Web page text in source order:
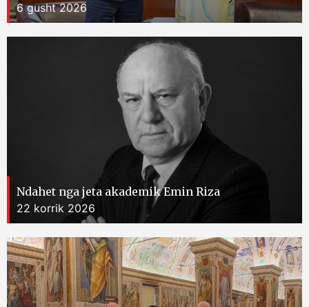
6 gusht 2026
Ndahet nga jeta akademik Emin Riza
22 korrik 2026